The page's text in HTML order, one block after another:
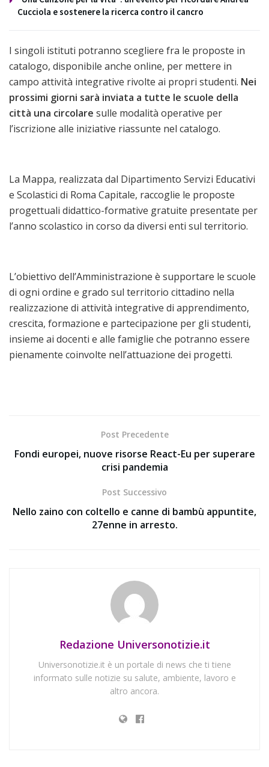
Cucciola e sostenere la ricerca contro il cancro
I singoli istituti potranno scegliere fra le proposte in
catalogo, disponibile anche online, per mettere in
campo attività integrative rivolte ai propri studenti. Nei
prossimi giorni sarà inviata a tutte le scuole della
città una circolare sulle modalità operative per
l’iscrizione alle iniziative riassunte nel catalogo.
La Mappa, realizzata dal Dipartimento Servizi Educativi
e Scolastici di Roma Capitale, raccoglie le proposte
progettuali didattico-formative gratuite presentate per
l’anno scolastico in corso da diversi enti sul territorio.
L’obiettivo dell’Amministrazione è supportare le scuole
di ogni ordine e grado sul territorio cittadino nella
realizzazione di attività integrative di apprendimento,
crescita, formazione e partecipazione per gli studenti,
insieme ai docenti e alle famiglie che potranno essere
pienamente coinvolte nell’attuazione dei progetti.
Post Precedente
Fondi europei, nuove risorse React-Eu per superare
crisi pandemia
Post Successivo
Nello zaino con coltello e canne di bambù appuntite,
27enne in arresto.
Redazione Universonotizie.it
Universonotizie.it è un portale di news che ti tiene
informato sulle notizie su salute, ambiente, lavoro e
altro ancora.